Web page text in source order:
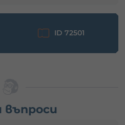
ID 72501
въпроси